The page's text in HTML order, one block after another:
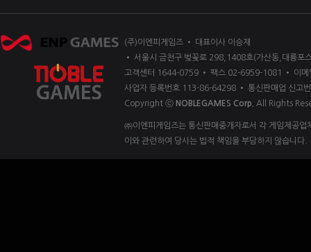
(주)이엔피게임즈 • 대표이사 이승재
• 서울시 금천구 벚꽃로 298,1408호(가산동,대륭포
고객센터 1644-0759 • 팩스 02-6959-1081 • 이
사업자 등록번호 113-86-64298 • 통신판매업 신고
Copyright ⓒ NOBLEGAMES Corp. All Rights
㈜이엔피게임즈는 통신판매중개자로서 각 게임제공
이와 관련하여 당사는 법적 책임을 부담하지 않습니다.